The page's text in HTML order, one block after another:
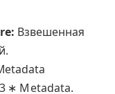
Взвешенная
3 ∗ Metadata.